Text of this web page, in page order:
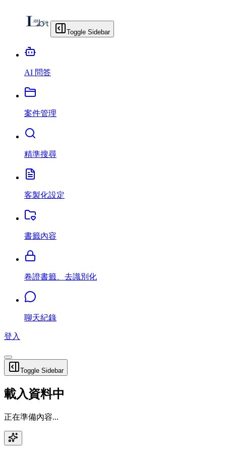
Toggle Sidebar
AI 問答
案件管理
精準搜尋
客製化設定
書籤內容
卷證書籤、去識別化
聊天紀錄
登入
Toggle Sidebar
載入資料中
正在準備內容...